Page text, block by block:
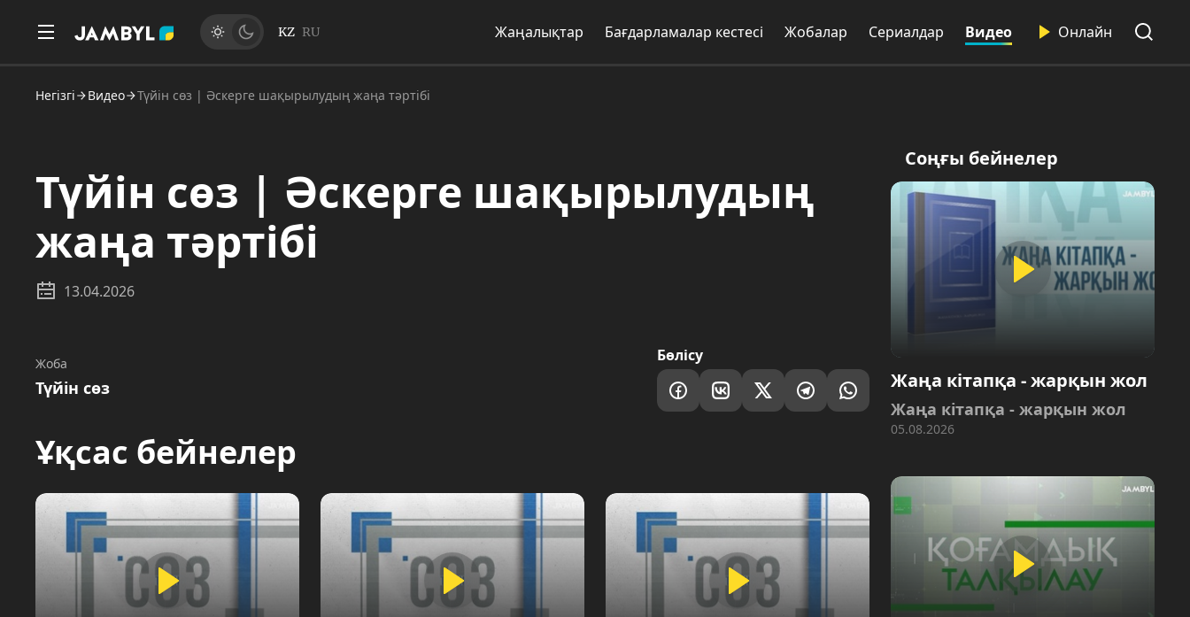
KZ RU Жаңалықтар Бағдарламалар кестесі Жобалар Сериалдар Видео Онлайн
Негізгі Видео Түйін сөз | Әскерге шақырылудың жаңа тәртібі
Түйін сөз | Әскерге шақырылудың
жаңа тәртібі
13.04.2026
Жоба
Түйін сөз
Бөлісу
Ұқсас бейнелер
Соңғы бейнелер
Жаңа кітапқа - жарқын жол
Жаңа кітапқа - жарқын жол
05.08.2026